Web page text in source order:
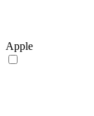
Apple